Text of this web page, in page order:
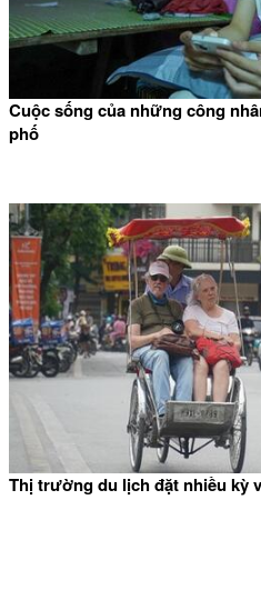
Cuộc sống của những công
phố
Thị trường du lịch đặt nhiều kỳ